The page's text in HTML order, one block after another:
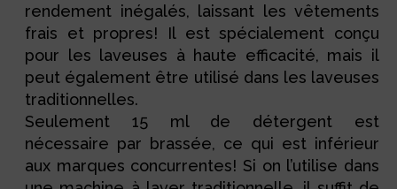
rendement inégalés, laissant les vêtements
frais et propres! Il est spécialement conçu
pour les laveuses à haute efficacité, mais il
peut également être utilisé dans les laveuses
traditionnelles.
Seulement 15 ml de détergent est
nécessaire par brassée, ce qui est inférieur
aux marques concurrentes! Si on l’utilise dans